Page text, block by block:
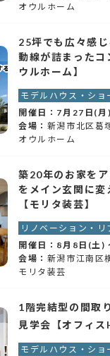
オウルホーム
25坪でも広々感
動線が詰まったコ
ウルホーム】
モデルハウス・ショ
開催日： 7月27日(月)
会場： 新潟市北区葛
オウルホーム
築20年のお家を
をメイン玄関に変
【モリタ装芸】
リノベーション・リ
開催日： 8月8日(土)
会場： 新潟市江南区
モリタ装芸
1階完結型の間取
見学会【オフィス
モデルハウス・ショ